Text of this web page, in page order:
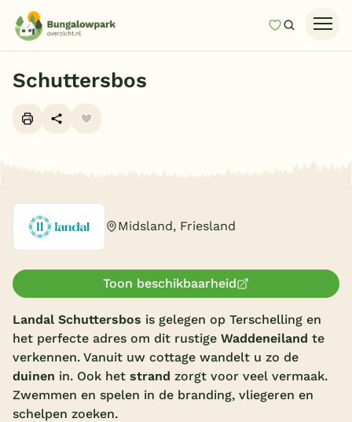
MijnZoeken
Last minutes
Onze vakantiegidsen
Subtropisch zwembad
Overdekt zwembad
Wildwaterbaan
Schuttersbos
Midsland, Friesland
Toon beschikbaarheid
Landal Schuttersbos is gelegen op Terschelling en
het perfecte adres om dit rustige Waddeneiland te
verkennen. Vanuit uw cottage wandelt u zo de
duinen in. Ook het strand zorgt voor veel vermaak.
Zwemmen en spelen in de branding, vliegeren en
schelpen zoeken.